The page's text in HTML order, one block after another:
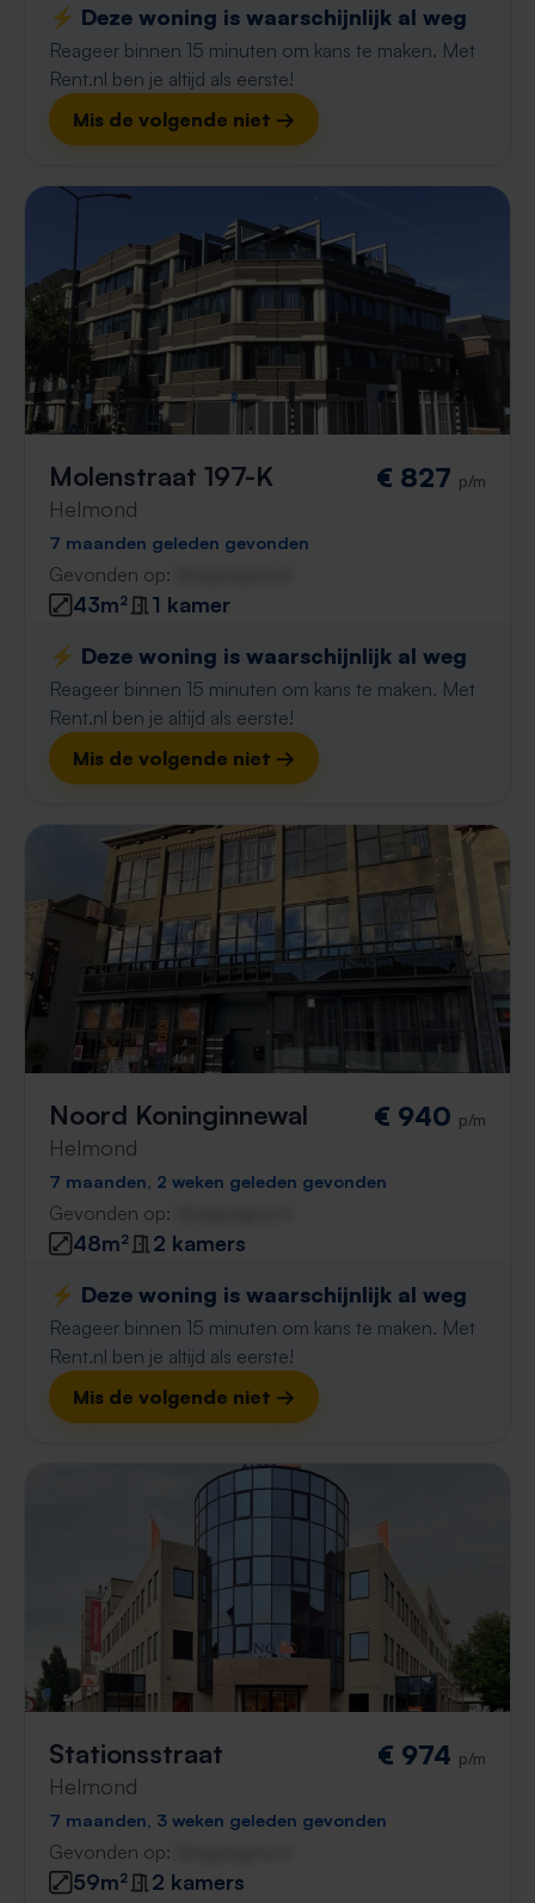
⚡️ Deze woning is waarschijnlijk al weg
Reageer binnen 15 minuten om kans te maken. Met
Rent.nl ben je altijd als eerste!
Mis de volgende niet →
Molenstraat 197-K
Helmond
€ 827 p/m
7 maanden geleden gevonden
Gevonden op:
43m²
1 kamer
⚡️ Deze woning is waarschijnlijk al weg
Reageer binnen 15 minuten om kans te maken. Met
Rent.nl ben je altijd als eerste!
Mis de volgende niet →
Noord Koninginnewal
Helmond
€ 940 p/m
7 maanden, 2 weken geleden gevonden
Gevonden op:
48m²
2 kamers
⚡️ Deze woning is waarschijnlijk al weg
Reageer binnen 15 minuten om kans te maken. Met
Rent.nl ben je altijd als eerste!
Mis de volgende niet →
Stationsstraat
Helmond
€ 974 p/m
7 maanden, 3 weken geleden gevonden
Gevonden op:
59m² 2 kamers